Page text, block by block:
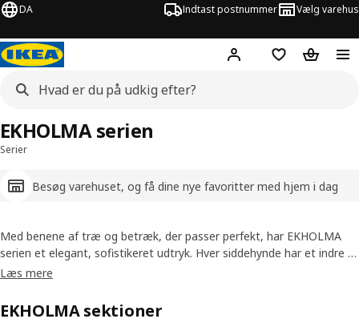
DA Indtast postnummer Vælg varehus
Hej! Log ind her
Huskeliste
Kurv
Serier
Besøg varehuset, og få dine nye favoritter med hjem i dag
EKHOLMA serien
Med benene af træ og betræk, der passer perfekt, har EKHOLMA
serien et elegant, sofistikeret udtryk. Hver siddehynde har et indre af
pocketfjedre, som gør den meget behagelig. Du kan fjerne og vaske
kan også få nye betræk, når du har brug for forandring.
Læs mere
EKHOLMA sektioner